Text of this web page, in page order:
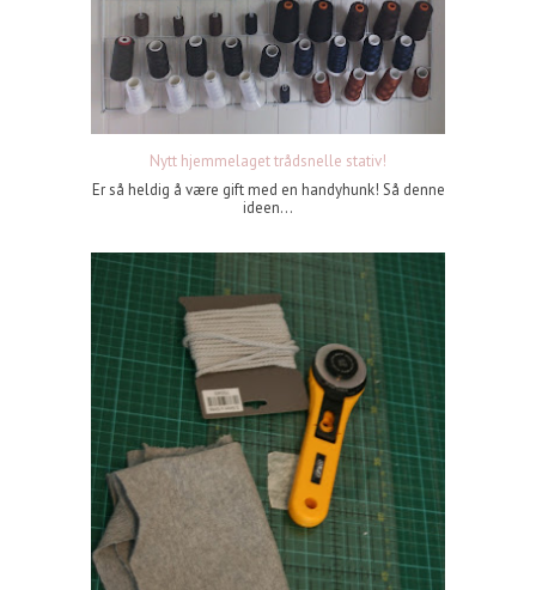
Nytt hjemmelaget trådsnelle stativ!
Er så heldig å være gift med en handyhunk! Så denne
ideen...